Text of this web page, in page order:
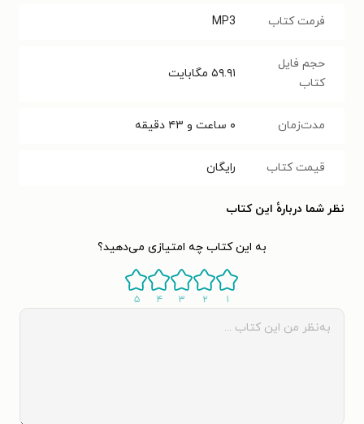
فرمت کتاب MP3
حجم فایل
کتاب
۵۹.۹۱ مگابایت
مدت‌زمان ۰ ساعت و ۴۳ دقیقه
قیمت کتاب رایگان
نظر شما دربارهٔ این کتاب
به این کتاب چه امتیازی می‌دهید؟
۱ ۲ ۳ ۴ ۵